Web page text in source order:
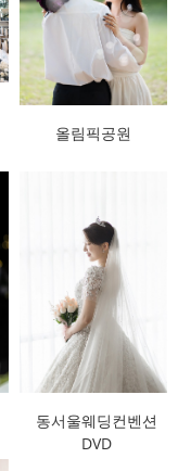
올림픽공원
동서울웨딩컨벤션
DVD